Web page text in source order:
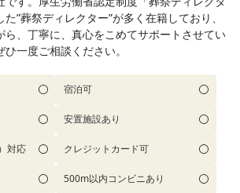
”葬祭ディレクター”が多く在籍しており、
ら、丁寧に、真心をこめてサポートさせてい
一度ご相談ください。
宿泊可
安置施設あり
対応 クレジットカード可
500m以内コンビニあり